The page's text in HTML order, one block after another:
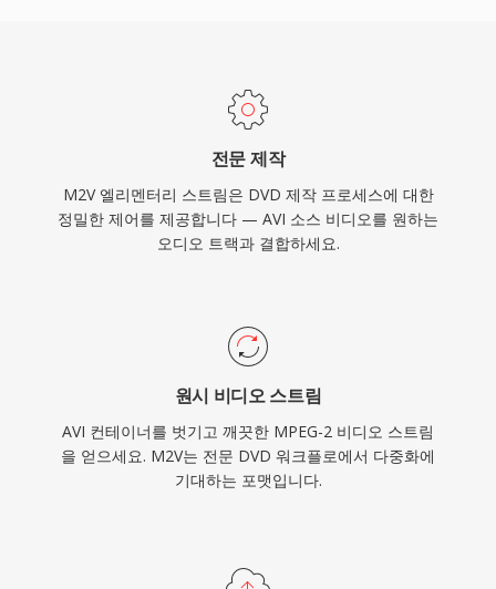
마스터링 및 방송 준비 워크플로우에서 필수적인
전문 제작
M2V 엘리멘터리 스트림은 DVD 제작 프로세스에 대한
정밀한 제어를 제공합니다 — AVI 소스 비디오를 원하는
오디오 트랙과 결합하세요.
원시 비디오 스트림
AVI 컨테이너를 벗기고 깨끗한 MPEG-2 비디오 스트림
을 얻으세요. M2V는 전문 DVD 워크플로에서 다중화에
기대하는 포맷입니다.